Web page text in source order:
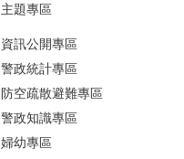
主題專區
資訊公開專區
警政統計專區
防空疏散避難專區
警政知識專區
婦幼專區